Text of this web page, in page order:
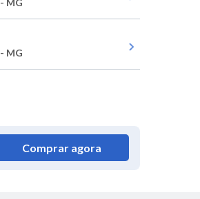
MG
MG
Comprar agora